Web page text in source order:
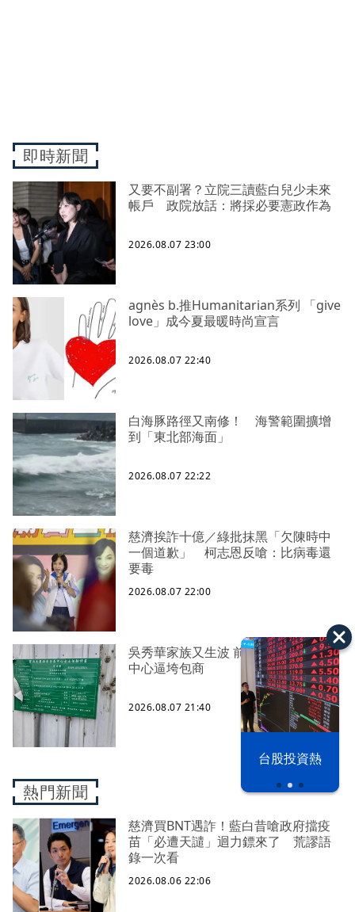
台股投資熱
即時新聞
又要不副署？立院三讀藍白兒少未來
帳戶 政院放話：將採必要憲政作為
2026.08.07 23:00
agnès b.推Humanitarian系列 「give
love」成今夏最暖時尚宣言
2026.08.07 22:40
白海豚路徑又南修！ 海警範圍擴增
到「東北部海面」
2026.08.07 22:22
慈濟挨詐十億／綠批抹黑「欠陳時中
一個道歉」 柯志恩反嗆：比病毒還
要毒
2026.08.07 22:00
吳秀華家族又生波 前台東縣長蓋安養
中心逼垮包商
2026.08.07 21:40
熱門新聞
慈濟買BNT遇詐！藍白昔嗆政府擋疫
苗「必遭天譴」迴力鏢來了 荒謬語
錄一次看
2026.08.06 22:06